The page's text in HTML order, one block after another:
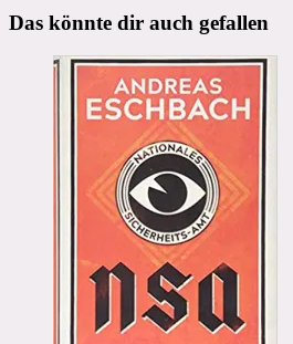
Das könnte dir auch gefallen